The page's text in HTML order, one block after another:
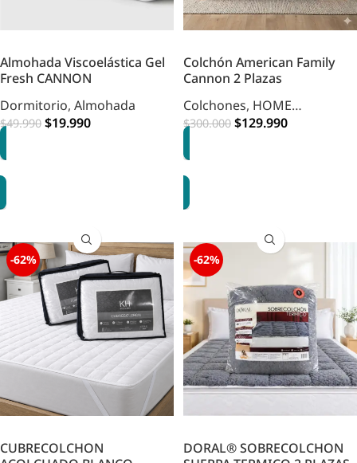
Almohada Viscoelástica Gel
Fresh CANNON
Dormitorio, Almohada
$49.990 $19.990
Colchón American Family
Cannon 2 Plazas
Colchones, HOME
DORMITORIO
$300.000 $129.990
-62%
CUBRECOLCHON
-62%
DORAL® SOBRECOLCHON